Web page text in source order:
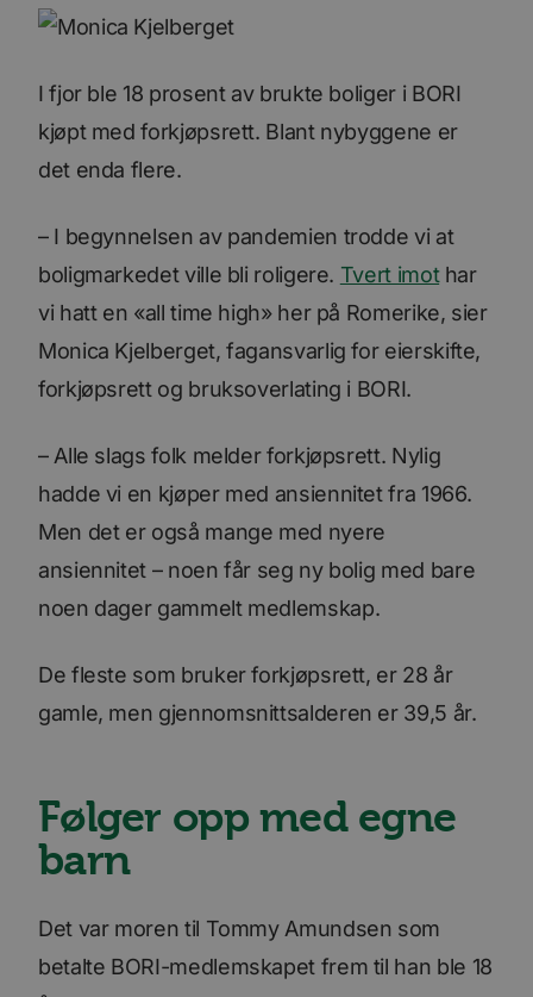
I fjor ble 18 prosent av brukte boliger i BORI
kjøpt med forkjøpsrett. Blant nybyggene er
det enda flere.
– I begynnelsen av pandemien trodde vi at
boligmarkedet ville bli roligere. Tvert imothar
vi hatt en «all time high» her på Romerike, sier
Monica Kjelberget, fagansvarlig for eierskifte,
forkjøpsrett og bruksoverlating i BORI.
– Alle slags folk melder forkjøpsrett. Nylig
hadde vi en kjøper med ansiennitet fra 1966.
Men det er også mange med nyere
ansiennitet – noen får seg ny bolig med bare
noen dager gammelt medlemskap.
De fleste som bruker forkjøpsrett, er 28 år
gamle, men gjennomsnittsalderen er 39,5 år.
Følger opp med egne
barn
Det var moren til Tommy Amundsen som
betalte BORI-medlemskapet frem til han ble 18